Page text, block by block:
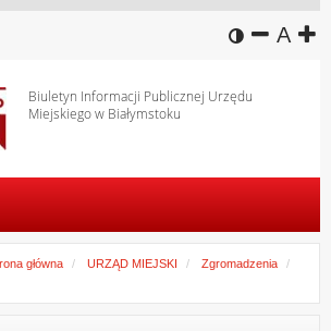
wersja
A
Biuletyn Informacji Publicznej Urzędu
Miejskiego w Białymstoku
główna URZĄD MIEJSKI
Zgromadzenia